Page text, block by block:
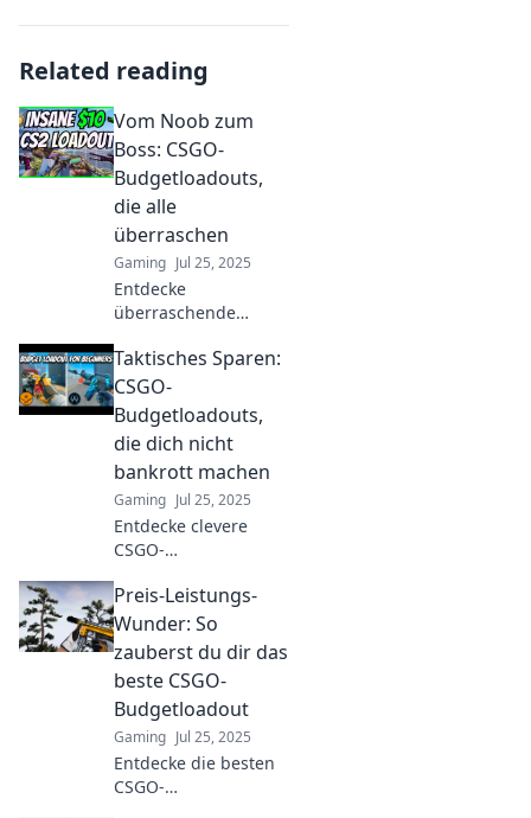
Related reading
Vom Noob zum
Boss: CSGO-
Budgetloadouts,
die alle
überraschen
Gaming Jul 25, 2025
Entdecke
überraschende
CSGO und werde vom
Noob zum Boss –
starte jetzt in deine
Gaming-
Erfolgsgeschichte!
Taktisches Sparen:
CSGO-
Budgetloadouts,
die dich nicht
bankrott machen
Gaming Jul 25, 2025
Entdecke clevere
CSGO-
dein Gameplay
verbessern und
deinen Geldbeutel
schonen! Gewinne
ohne Pleite!
Preis-Leistungs-
Wunder: So
zauberst du dir das
beste CSGO-
Budgetloadout
Gaming Jul 25, 2025
Entdecke die besten
CSGO-